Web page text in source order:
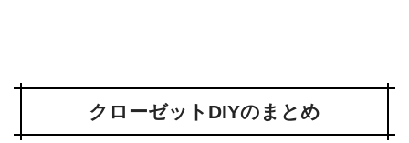
クローゼットDIYのまとめ